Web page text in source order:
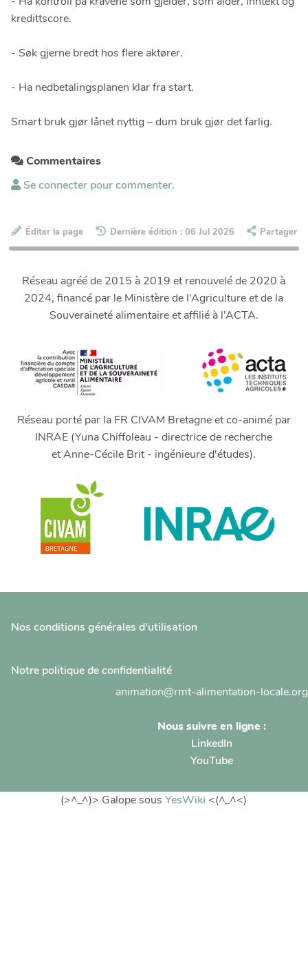
kredittscore.
- Søk gjerne bredt hos flere aktører.
- Ha nedbetalingsplanen klar fra start.
Smart bruk gjør lånet nyttig – dum bruk gjør det farlig.
Commentaires
Se connecter pour commenter.
Éditer la page Dernière édition : 06 Jul 2026 Partager
Réseau agréé de 2015 à 2019 et renouvelé de 2020 à
2024, financé par le Ministère de l’Agriculture et de la
Souveraineté alimentaire et affilié à l’ACTA.
Réseau porté par la FR CIVAM Bretagne et co-animé par
INRAE (Yuna Chiffoleau - directrice de recherche
et Anne-Cécile Brit - ingénieure d'études).
Nos conditions générales d'utilisation
Notre politique de confidentialité
animation@rmt-alimentation-locale.org
Nous suivre en ligne :
LinkedIn
YouTube
(>^_^)> Galope sousYesWiki <(^_^<)